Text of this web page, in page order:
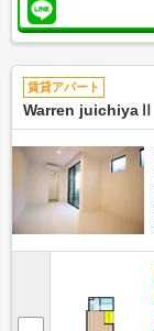
賃貸アパート
Warren juichiyaⅡ